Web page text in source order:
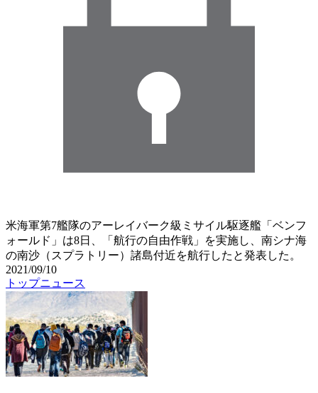
米海軍第7艦隊のアーレイバーク級ミサイル駆逐艦「ベンフ
ォールド」は8日、「航行の自由作戦」を実施し、南シナ海
の南沙（スプラトリー）諸島付近を航行したと発表した。
2021/09/10
トップニュース